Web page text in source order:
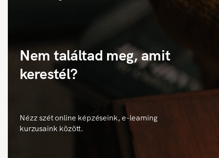
Nem találtad meg, amit
kerestél?
Nézz szét online képzéseink, e-learning
kurzusaink között.